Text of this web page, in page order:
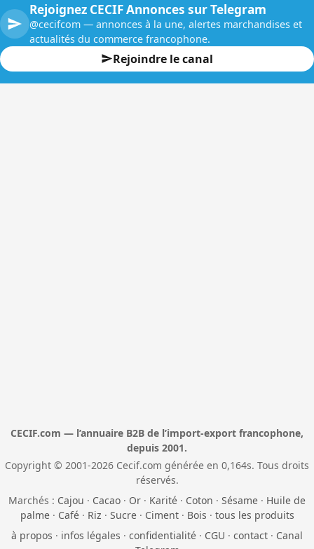
Rejoignez CECIF Annonces sur Telegram
@cecifcom — annonces à la une, alertes marchandises et
actualités du commerce francophone.
Rejoindre le canal
CECIF.com — l’annuaire B2B de l’import-export francophone,
depuis 2001.
Copyright © 2001-2026 Cecif.com générée en 0,164s. Tous droits
réservés.
Marchés : Cajou · Cacao · Or · Karité · Coton · Sésame · Huile de
palme· Café· Riz · Sucre· Ciment· Bois · tous les produits
à propos · infos légales · confidentialité · CGU · contact · Canal